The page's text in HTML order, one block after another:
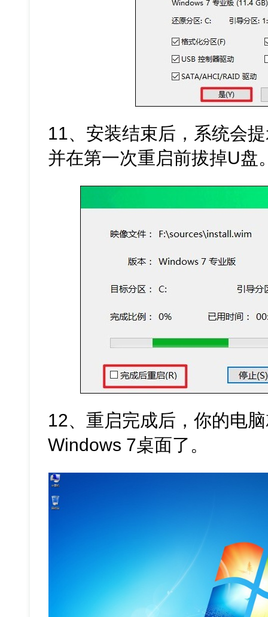
11、安装结束后，系统会
并在第一次重启前拔掉U盘
12、重启完成后，你的电
Windows 7桌面了。